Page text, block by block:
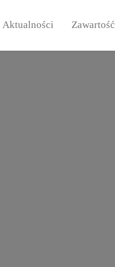
Aktualności Zawartość